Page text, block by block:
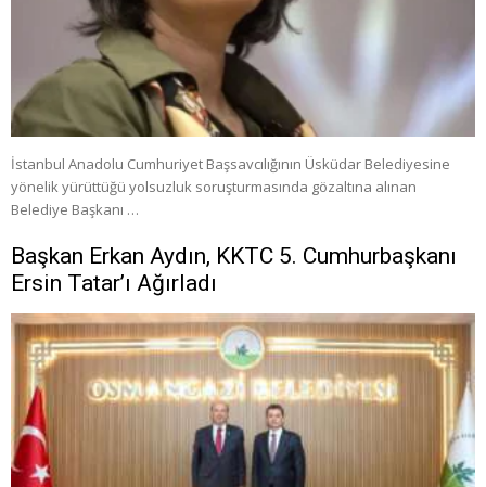
İstanbul Anadolu Cumhuriyet Başsavcılığının Üsküdar Belediyesine
yönelik yürüttüğü yolsuzluk soruşturmasında gözaltına alınan
Belediye Başkanı …
Başkan Erkan Aydın, KKTC 5. Cumhurbaşkanı
Ersin Tatar’ı Ağırladı